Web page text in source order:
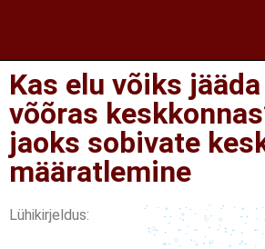
Kas elu võiks
võõras
jaoks sobivate
määratlemine
Lühikirjeldus: